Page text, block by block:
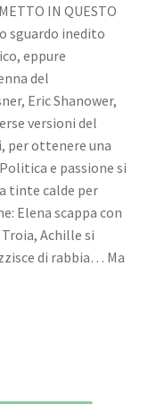
IN QUESTO
sguardo inedito
eppure
del
Eric Shanower,
versioni del
per ottenere una
e passione si
tinte calde per
Elena scappa con
Achille si
di rabbia… Ma